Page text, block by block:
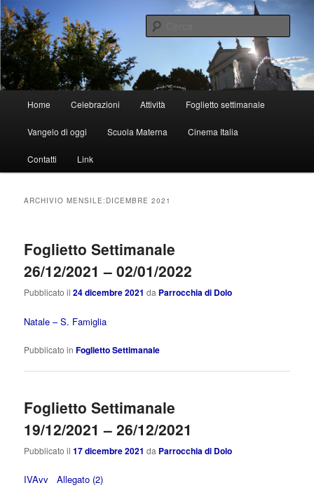
Vai
al
contenuto
principale
Vai
al
contenuto
secondarioParrocchia di Dolo
principale
Home Celebrazioni Attività Foglietto settimanale
Vangelo di oggi Scuola Materna Cinema Italia
Contatti Link
ARCHIVIO MENSILE: DICEMBRE 2021
Foglietto Settimanale
26/12/2021 – 02/01/2022
Pubblicato il24 dicembre 2021 da Parrocchia di Dolo
Natale – S. Famiglia
Pubblicato in Foglietto Settimanale
Foglietto Settimanale
19/12/2021 – 26/12/2021
Pubblicato il17 dicembre 2021 da Parrocchia di Dolo
IVAvv Allegato (2)